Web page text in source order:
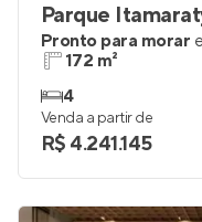
Parque
Pronto para morar
172 m²
4
Venda a partir de
R$ 4.241.145